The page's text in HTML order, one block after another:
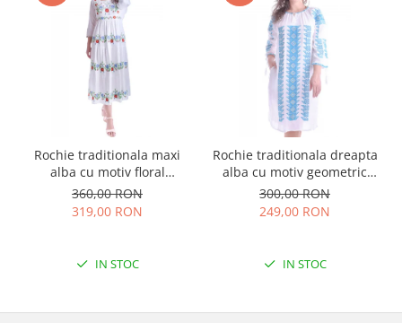
Rochie traditionala maxi
alba cu motiv floral
multicolor Sanziana
360,00 RON
319,00 RON
IN STOC
Rochie traditionala dreapta
alba cu motiv geometric
albastru Tania
300,00 RON
249,00 RON
IN STOC